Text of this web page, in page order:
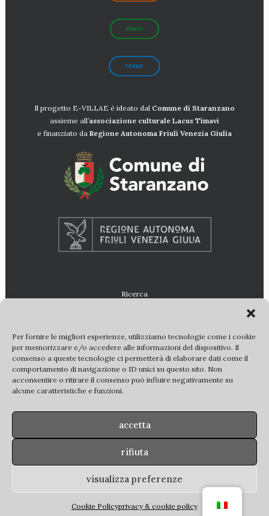
Per fornire le migliori esperienze, utilizziamo tecnologie come i cookie
per memorizzare e/o accedere alle informazioni del dispositivo. Il
consenso a queste tecnologie ci permetterà di elaborare dati come il
comportamento di navigazione o ID unici su questo sito. Non
acconsentire o ritirare il consenso può influire negativamente su
alcune caratteristiche e funzioni.
accetta
rifiuta
visualizza preferenze
Cookie Policyprivacy & cookie policy
PONTI
TERME
Il progetto E-VILLAE è ideato dal Comune di Staranzano
assieme all’associazione culturale Lacus Timavi
e finanziato da Regione Autonoma Friuli Venezia Giulia
Ricerca
© 2022 E-VILLAE. Tutti i diritti riservati |
riproduzioni delle immagini sono regolate dalla vigente
e ne è vietata l’ulteriore riproduzione a scopo di lucro.